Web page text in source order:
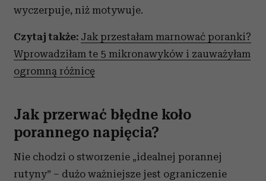
wyczerpuje, niż motywuje.
Czytaj także: Jak przestałam marnować poranki?
Wprowadziłam te 5 mikronawyków i zauważyłam
ogromną różnicę
Jak przerwać błędne koło
porannego napięcia?
Nie chodzi o stworzenie „idealnej porannej
rutyny” – dużo ważniejsze jest ograniczenie